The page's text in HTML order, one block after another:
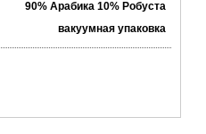
90% Арабика 10% Робуста
вакуумная упаковка